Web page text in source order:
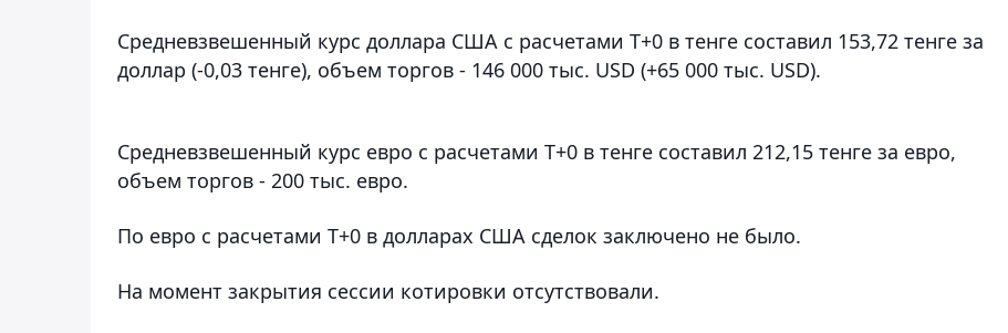
Средневзвешенный курс доллара США с расчетами T+0 в тенге составил 153,72 тенге за
доллар (-0,03 тенге), объем торгов - 146 000 тыс. USD (+65 000 тыс. USD).
Средневзвешенный курс евро с расчетами T+0 в тенге составил 212,15 тенге за евро,
объем торгов - 200 тыс. евро.
По евро с расчетами T+0 в долларах США сделок заключено не было.
На момент закрытия сессии котировки отсутствовали.